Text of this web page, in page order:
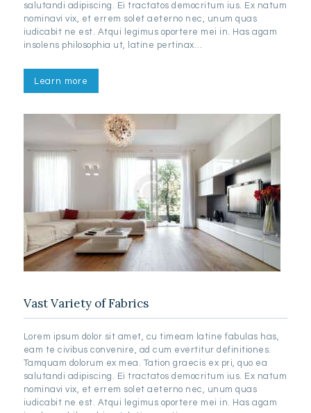
salutandi adipiscing. Ei tractatos democritum ius. Ex natum
nominavi vix, et errem solet aeterno nec, unum quas
iudicabit ne est. Atqui legimus oportere mei in. Has agam
insolens philosophia ut, latine pertinax…
Learn more
Vast Variety of Fabrics
Lorem ipsum dolor sit amet, cu timeam latine fabulas has,
eam te civibus convenire, ad cum evertitur definitiones.
Tamquam dolorum ex mea. Tation graecis ex pri, quo ea
salutandi adipiscing. Ei tractatos democritum ius. Ex natum
nominavi vix, et errem solet aeterno nec, unum quas
iudicabit ne est. Atqui legimus oportere mei in. Has agam